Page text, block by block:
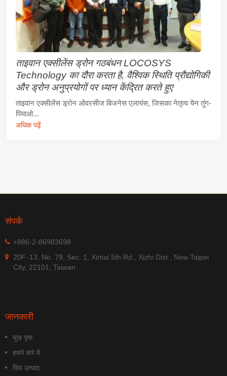
ताइवान एक्सीलेंस ड्रोन गठबंधन LOCOSYS
Technology का दौरा करता है, वैश्विक स्थिति प्रौद्योगिकी
और ड्रोन अनुप्रयोगों पर ध्यान केंद्रित करते हुए
ताइवान एक्सीलेंस ड्रोन ओवरसीज बिजनेस एलायंस, जिसका नेतृत्व येन तुंग-
पियाओ...
अधिक पढ़ें
संपर्क
+886-2-86983698
20F.-13, No. 79, Sec. 1, Xintai 5th Rd., Xizhi Dist., New Taipei
City, 22101, Taiwan
जानकारी
मुख पृष्ठ
हमारे बारे में
चिप उत्पाद